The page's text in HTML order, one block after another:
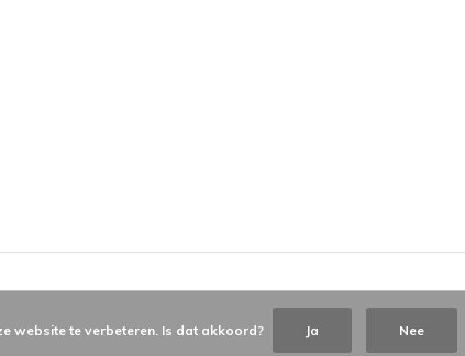
website te verbeteren. Is dat akkoord? Ja Nee